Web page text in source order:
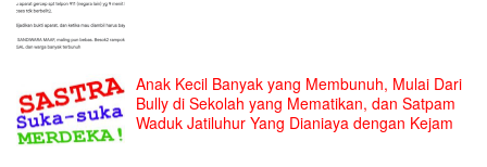
Anak Kecil Banyak yang Membunuh, Mulai Dari
Bully di Sekolah yang Mematikan, dan Satpam
Waduk Jatiluhur Yang Dianiaya dengan Kejam